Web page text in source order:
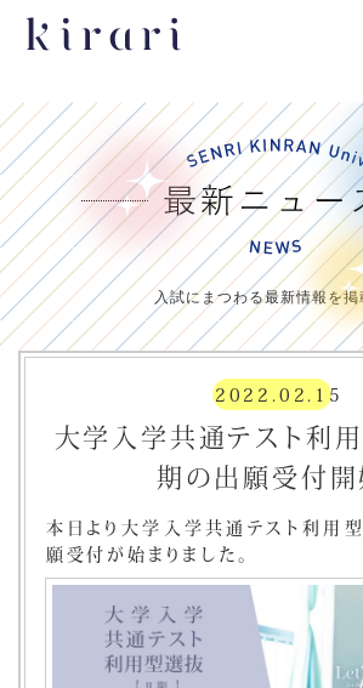
入試にまつわる最新情報を掲
2022.02.15
大学入学共通テスト利
期の出願受付開
本日より大学入学共通テスト利用
願受付が始まりました。